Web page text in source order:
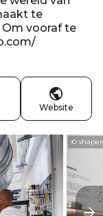
te
vooraf te
Website
©